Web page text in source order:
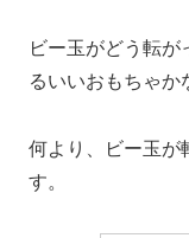
ビー玉がどう転
るいいおもちゃか
何より、ビー玉が
す。